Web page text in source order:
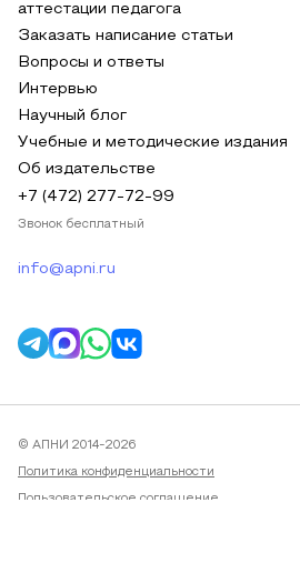
аттестации педагога
Заказать написание статьи
Вопросы и ответы
Интервью
Научный блог
Учебные и методические издания
Об издательстве
+7 (472) 277-72-99
Звонок бесплатный
info@apni.ru
© АПНИ 2014-2026
Политика конфиденциальности
Пользовательское соглашение